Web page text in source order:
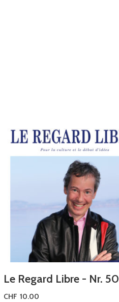
Le Regard Libre - Nr. 50
CHF 10.00